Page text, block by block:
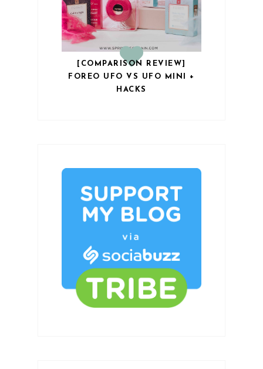
[COMPARISON REVIEW]
FOREO UFO VS UFO MINI +
HACKS